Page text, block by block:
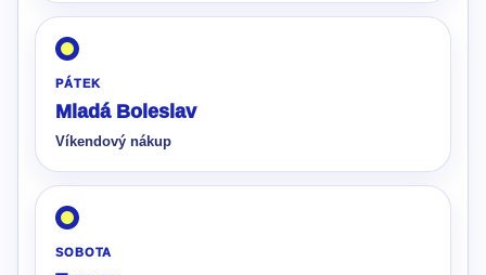
PÁTEK
Mladá Boleslav
Víkendový nákup
SOBOTA